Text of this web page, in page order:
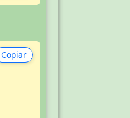
Copiar